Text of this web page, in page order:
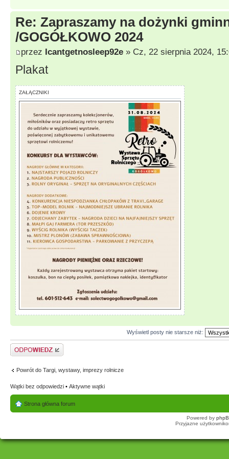
Re: Zapraszamy na dożynki
/GOGÓŁKOWO 2024
przez Icantgetnosleep92e » Cz, 22 sierpnia 2024,
Plakat
ZAŁĄCZNIKI
Wyświetl posty nie starsze niż:
Odpowiedz
Powrót do Targi, wystawy, imprezy rolnicze
Wątki bez odpowiedzi • Aktywne wątki
Strona główna forum
Powered by
Przyjazne